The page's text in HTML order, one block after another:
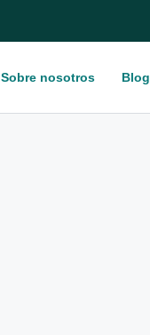
Sobre nosotros Blog